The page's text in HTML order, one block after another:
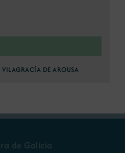
DE AROUSA